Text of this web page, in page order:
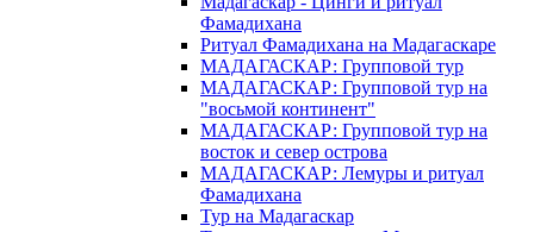
Фамадихана
Ритуал Фамадихана на Мадагаскаре
МАДАГАСКАР: Групповой тур
МАДАГАСКАР: Групповой тур на
"восьмой континент"
МАДАГАСКАР: Групповой тур на
восток и север острова
МАДАГАСКАР: Лемуры и ритуал
Фамадихана
Тур на Мадагаскар